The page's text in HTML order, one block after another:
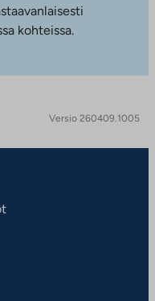
kohteissa.
Versio 260409.1005